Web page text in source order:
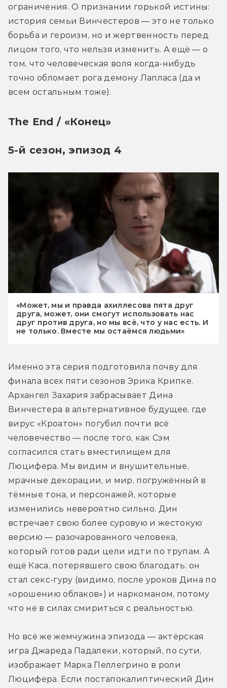
ограничения. О признании горькой истины:
история семьи Винчестеров — это не только
борьба и героизм, но и жертвенность перед
лицом того, что нельзя изменить. А ещё — о
том, что человеческая воля когда-нибудь
точно обломает рога демону Лапласа (да и
всем остальным тоже).
The End / «Конец»
5-й сезон, эпизод 4
«Может, мы и правда ахиллесова пята друг
друга, может, они смогут использовать нас
друг против друга, но мы всё, что у нас есть. И
не только. Вместе мы остаёмся людьми»
Именно эта серия подготовила почву для
финала всех пяти сезонов Эрика Крипке.
Архангел Захария забрасывает Дина
Винчестера в альтернативное будущее, где
вирус «Кроатон» погубил почти всё
человечество — после того, как Сэм
согласился стать вместилищем для
Люцифера. Мы видим и внушительные,
мрачные декорации, и мир, погружённый в
тёмные тона, и персонажей, которые
изменились невероятно сильно. Дин
встречает свою более суровую и жестокую
версию — разочарованного человека,
который готов ради цели идти по трупам. А
ещё Каса, потерявшего свою благодать: он
стал секс-гуру (видимо, после уроков Дина по
«орошению облаков») и наркоманом, потому
что не в силах смириться с реальностью.
Но всё же жемчужина эпизода — актёрская
игра Джареда Падалеки, который, по сути,
изображает Марка Пеллегрино в роли
Люцифера. Если постапокалиптический Дин